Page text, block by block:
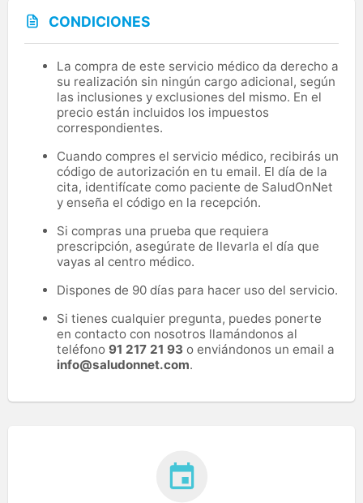
CONDICIONES
La compra de este servicio médico da derecho a
su realización sin ningún cargo adicional, según
las inclusiones y exclusiones del mismo. En el
precio están incluidos los impuestos
correspondientes.
Cuando compres el servicio médico, recibirás un
código de autorización en tu email. El día de la
cita, identifícate como paciente de SaludOnNet
y enseña el código en la recepción.
Si compras una prueba que requiera
prescripción, asegúrate de llevarla el día que
vayas al centro médico.
Dispones de 90 días para hacer uso del servicio.
Si tienes cualquier pregunta, puedes ponerte
en contacto con nosotros llamándonos al
teléfono 91 217 21 93 o enviándonos un email a
info@saludonnet.com.